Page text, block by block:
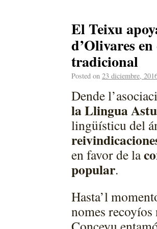
El Teixu
d’Olivares
tradicional
Posted on 23 diciembre,
Dende
la Llingua
lingüísticu del
en favor de la
popular.
Hasta’l
nomes